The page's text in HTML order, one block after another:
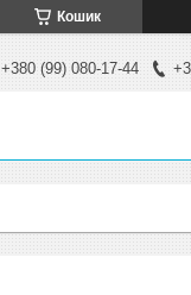
Кошик
+380 (99) 080-17-44